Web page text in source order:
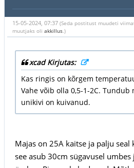
15-05-2024, 07:37 (Seda postitust muudeti
muutjaks oli akkillus.)
xcad Kirjutas:
Kas ringis on kõrgem
Vahe võib olla 0,5-1-2C. Tundub
unikivi on kuivanud.
Majas on 25A kaitse ja palju
see asub 30cm sügavusel